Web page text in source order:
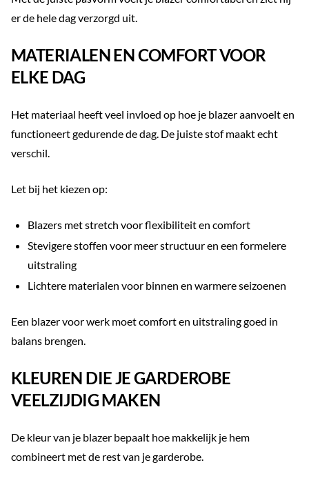
er de hele dag verzorgd uit.
MATERIALEN EN COMFORT VOOR
ELKE DAG
Het materiaal heeft veel invloed op hoe je blazer aanvoelt en
functioneert gedurende de dag. De juiste stof maakt echt
verschil.
Let bij het kiezen op:
Blazers met stretch voor flexibiliteit en comfort
Stevigere stoffen voor meer structuur en een formelere
uitstraling
Lichtere materialen voor binnen en warmere seizoenen
Een blazer voor werk moet comfort en uitstraling goed in
balans brengen.
KLEUREN DIE JE GARDEROBE
VEELZIJDIG MAKEN
De kleur van je blazer bepaalt hoe makkelijk je hem
combineert met de rest van je garderobe.